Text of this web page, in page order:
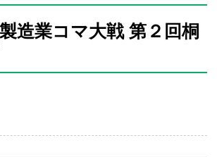
造業コマ大戦 第２回桐